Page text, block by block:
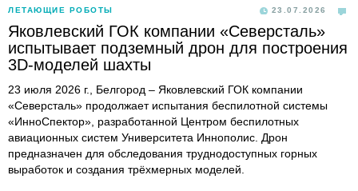
ЛЕТАЮЩИЕ РОБОТЫ 23.07.2026
Яковлевский ГОК компании «Северсталь»
испытывает подземный дрон для построения
3D-моделей шахты
23 июля 2026 г., Белгород – Яковлевский ГОК компании
«Северсталь» продолжает испытания беспилотной системы
«ИнноСпектор», разработанной Центром беспилотных
авиационных систем Университета Иннополис. Дрон
предназначен для обследования труднодоступных горных
выработок и создания трёхмерных моделей.